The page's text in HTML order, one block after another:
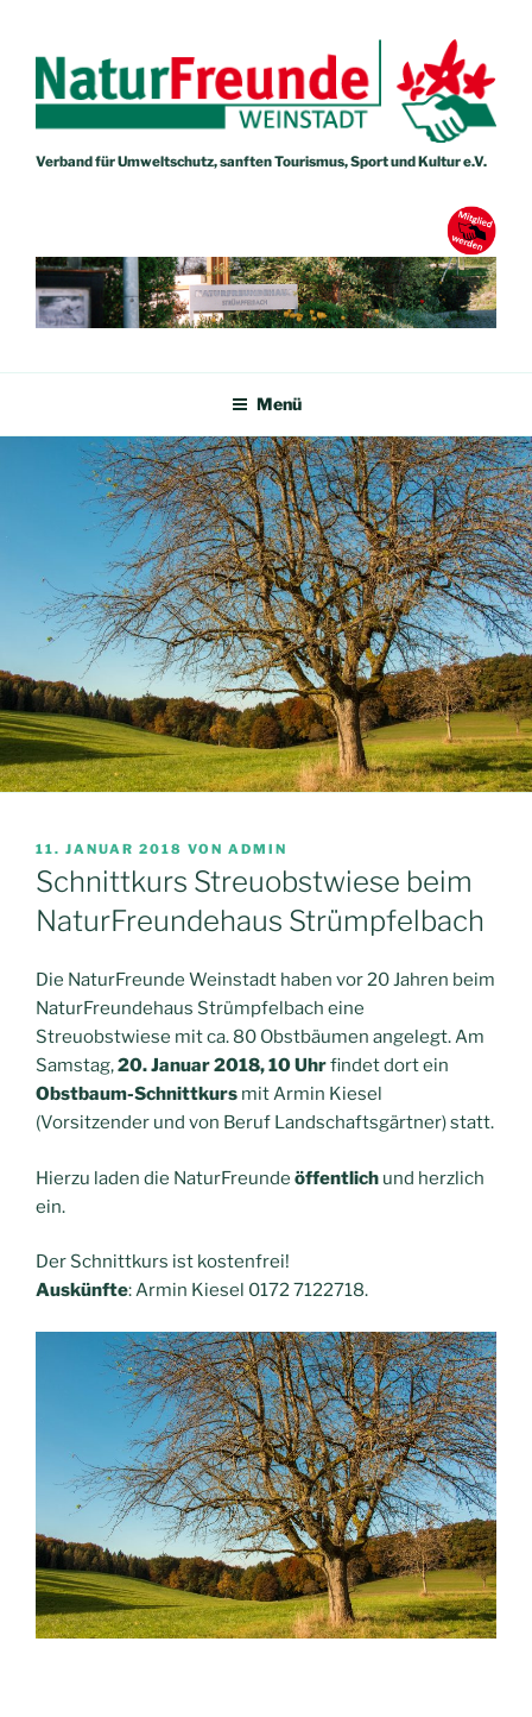
springen
Verband für Umweltschutz, sanften Tourismus, Sport und Kultur e.V.
NATURFREUNDE WEINSTADT
Menü
VERÖFFENTLICHT
AM
11. JANUAR 2018 VON ADMIN
Schnittkurs Streuobstwiese beim
NaturFreundehaus Strümpfelbach
Die NaturFreunde Weinstadt haben vor 20 Jahren beim
NaturFreundehaus Strümpfelbach eine
Streuobstwiese mit ca. 80 Obstbäumen angelegt. Am
Samstag,20. Januar 2018, 10 Uhrfindet dort ein
Obstbaum-Schnittkurs mit Armin Kiesel
(Vorsitzender und von Beruf Landschaftsgärtner) statt.
Hierzu laden die NaturFreunde öffentlich und herzlich
ein.
Der Schnittkurs ist kostenfrei!
Auskünfte: Armin Kiesel 0172 7122718.